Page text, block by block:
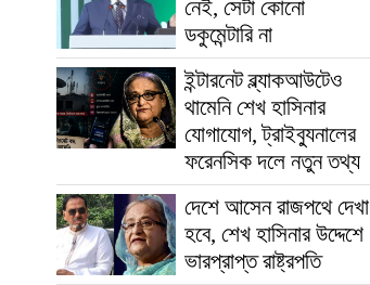
নেই, সেটা কোনো
ডকুমেন্টারি না
ইন্টারনেট ব্ল্যাকআউটেও
থামেনি শেখ হাসিনার
যোগাযোগ, ট্রাইব্যুনালের
ফরেনসিক দলে নতুন তথ্য
দেশে আসেন রাজপথে দেখা
হবে, শেখ হাসিনার উদ্দেশে
ভারপ্রাপ্ত রাষ্ট্রপতি